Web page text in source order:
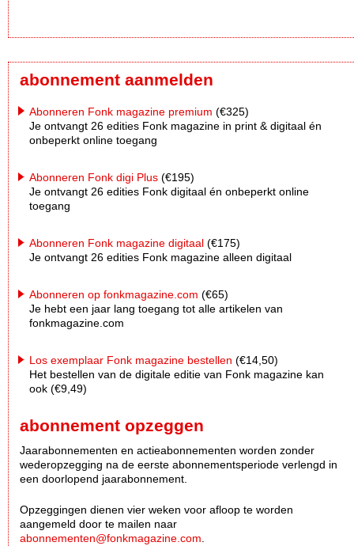
abonnement aanmelden
Abonneren Fonk magazine premium (€325)
Je ontvangt 26 edities Fonk magazine in print & digitaal én
onbeperkt online toegang
Abonneren Fonk digi Plus (€195)
Je ontvangt 26 edities Fonk digitaal én onbeperkt online
toegang
Abonneren Fonk magazine digitaal (€175)
Je ontvangt 26 edities Fonk magazine alleen digitaal
Abonneren op fonkmagazine.com (€65)
Je hebt een jaar lang toegang tot alle artikelen van
fonkmagazine.com
Los exemplaar Fonk magazine bestellen (€14,50)
Het bestellen van de digitale editie van Fonk magazine kan
ook (€9,49)
abonnement opzeggen
Jaarabonnementen en actieabonnementen worden zonder
wederopzegging na de eerste abonnementsperiode verlengd in
een doorlopend jaarabonnement.
Opzeggingen dienen vier weken voor afloop te worden
aangemeld door te mailen naar
abonnementen@fonkmagazine.com.